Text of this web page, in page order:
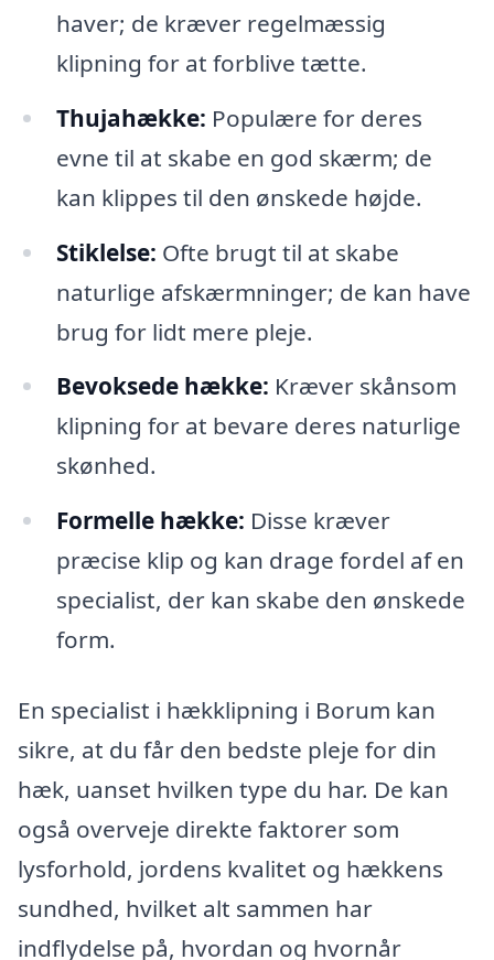
haver; de kræver regelmæssig
klipning for at forblive tætte.
Thujahække: Populære for deres
evne til at skabe en god skærm; de
kan klippes til den ønskede højde.
Stiklelse: Ofte brugt til at skabe
naturlige afskærmninger; de kan have
brug for lidt mere pleje.
Bevoksede hække: Kræver skånsom
klipning for at bevare deres naturlige
skønhed.
Formelle hække: Disse kræver
præcise klip og kan drage fordel af en
specialist, der kan skabe den ønskede
form.
En specialist i hækklipning i Borum kan
sikre, at du får den bedste pleje for din
hæk, uanset hvilken type du har. De kan
også overveje direkte faktorer som
lysforhold, jordens kvalitet og hækkens
sundhed, hvilket alt sammen har
indflydelse på, hvordan og hvornår